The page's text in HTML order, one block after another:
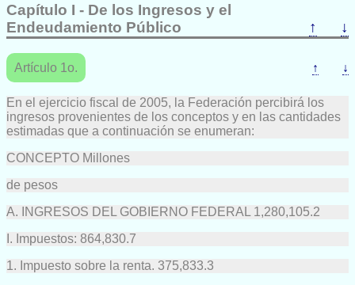
Capítulo I - De los Ingresos y el
Endeudamiento Público
↑ ↓
Artículo 1o. ↑ ↓
En el ejercicio fiscal de 2005, la Federación percibirá los
ingresos provenientes de los conceptos y en las cantidades
estimadas que a continuación se enumeran:
CONCEPTO Millones
de pesos
A. INGRESOS DEL GOBIERNO FEDERAL 1,280,105.2
I. Impuestos: 864,830.7
1. Impuesto sobre la renta. 375,833.3